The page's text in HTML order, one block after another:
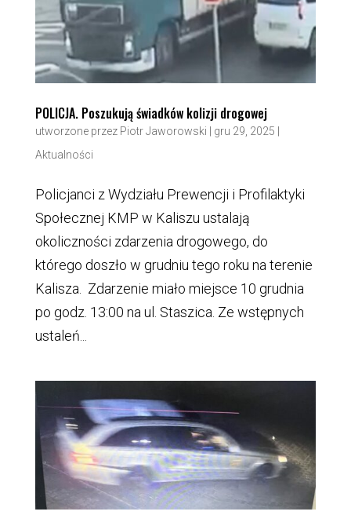
POLICJA. Poszukują świadków kolizji drogowej
utworzone przez Piotr Jaworowski gru 29, 2025
Aktualności
Policjanci z Wydziału Prewencji i Profilaktyki
Społecznej KMP w Kaliszu ustalają
okoliczności zdarzenia drogowego, do
którego doszło w grudniu tego roku na terenie
Kalisza. Zdarzenie miało miejsce 10 grudnia
po godz. 13:00 na ul. Staszica. Ze wstępnych
ustaleń...